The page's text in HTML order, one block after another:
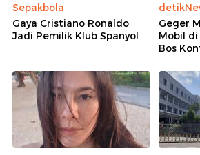
Sepakbola
Gaya Cristiano Ronaldo
Jadi Pemilik Klub Spanyol
Geger
Mobil
Bos